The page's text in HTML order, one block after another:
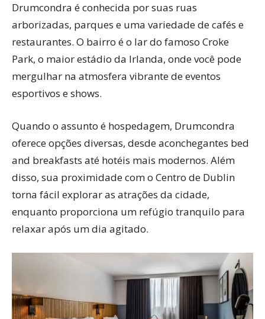
Drumcondra é conhecida por suas ruas
arborizadas, parques e uma variedade de cafés e
restaurantes. O bairro é o lar do famoso Croke
Park, o maior estádio da Irlanda, onde você pode
mergulhar na atmosfera vibrante de eventos
esportivos e shows.
Quando o assunto é hospedagem, Drumcondra
oferece opções diversas, desde aconchegantes bed
and breakfasts até hotéis mais modernos. Além
disso, sua proximidade com o Centro de Dublin
torna fácil explorar as atrações da cidade,
enquanto proporciona um refúgio tranquilo para
relaxar após um dia agitado.